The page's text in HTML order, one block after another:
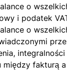
o
i podatek
o
fakturą